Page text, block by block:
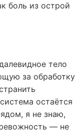
боль из острой
тело
за обработку
остаётся
я не знаю,
— не